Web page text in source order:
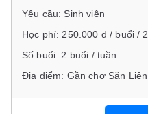
Yêu cầu: Sinh viên
Học phí: 250.000 đ / buổi /
Số buổi: 2 buổi / tuần
Địa điểm: Gần chợ Săn